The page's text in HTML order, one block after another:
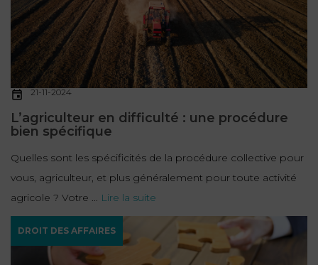
21-11-2024
L’agriculteur en difficulté : une procédure
bien spécifique
Quelles sont les spécificités de la procédure collective pour
vous, agriculteur, et plus généralement pour toute activité
agricole ? Votre ... Lire la suite
DROIT DES AFFAIRES